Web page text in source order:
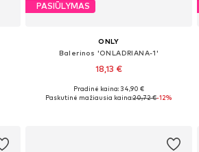
PASIŪLYMAS
ONLY
Balerinos 'ONLADRIANA-1'
18,13 €
Galimi dydžiai: 36, 37, 38, 39, 40, 41
Pradinė kaina: 34,90 €
Paskutinė mažiausia kaina:20,72 €-12%